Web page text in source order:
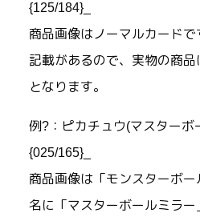
{125/184}_
商品画像はノーマルカード
記載があるので、実物の商
となります。
例?：ピカチュウ(マスターボ
{025/165}_
商品画像は「モンスターボ
名に「マスターボールミラー